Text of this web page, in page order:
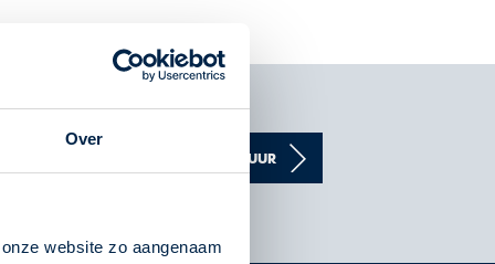
Over
website zo aangenaam
VERSTUUR